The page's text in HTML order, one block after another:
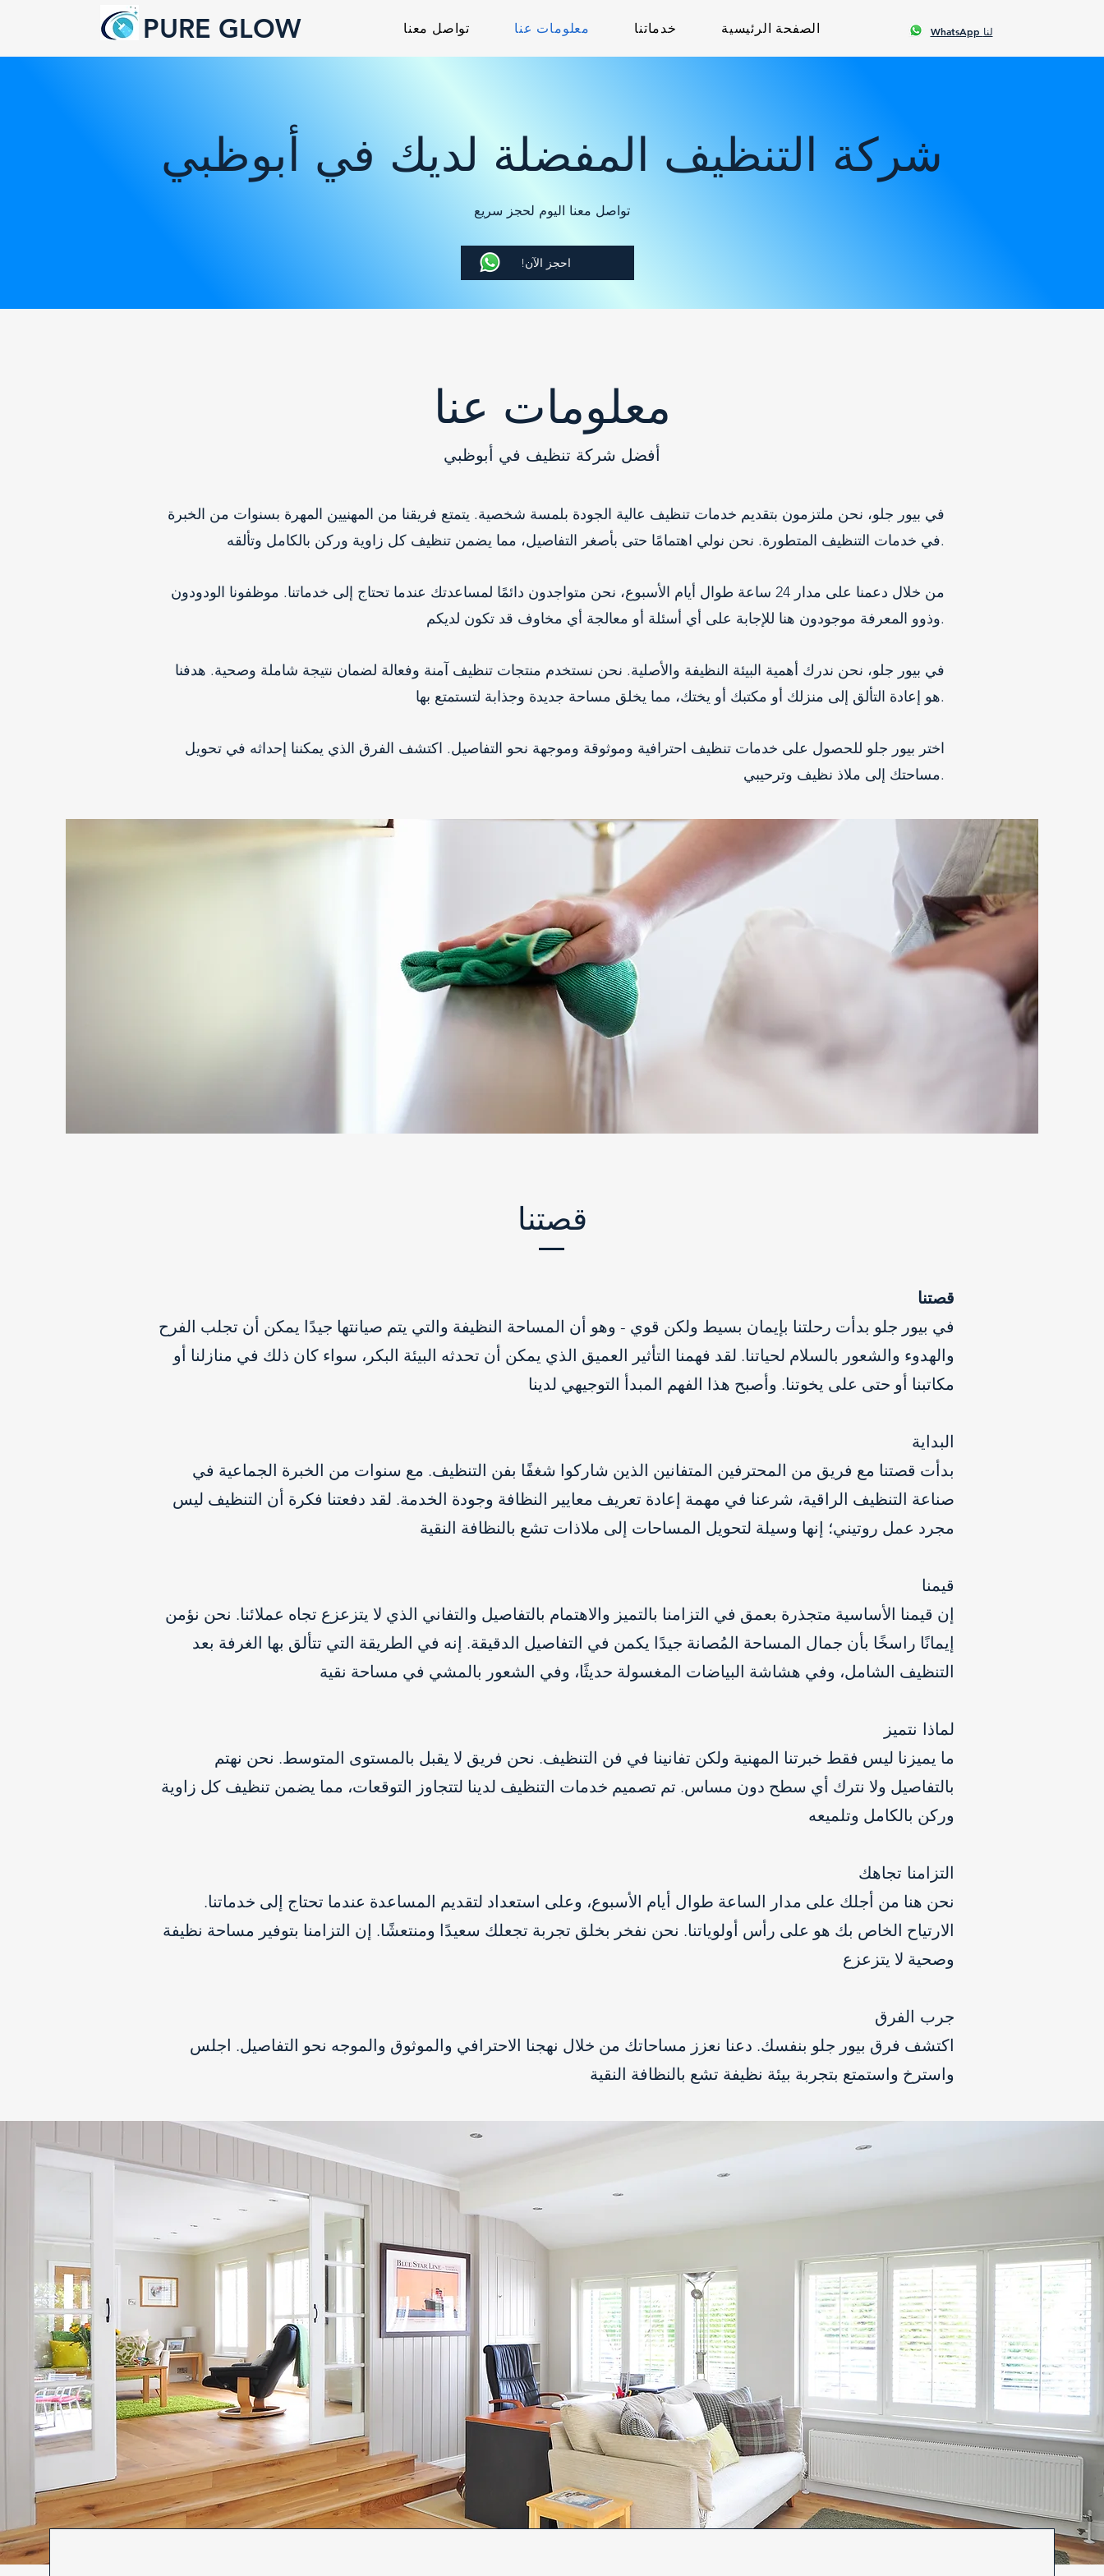
PURE GLOW تواصل معنا معلومات عنا خدماتنا الصفحة الرئيسية WhatsApp لنا
شركة التنظيف المفضلة لديك في أبوظبي
تواصل معنا اليوم لحجز سريع
!احجز الآن
معلومات عنا
أفضل شركة تنظيف في أبوظبي
في بيور جلو، نحن ملتزمون بتقديم خدمات تنظيف عالية الجودة بلمسة شخصية. يتمتع فريقنا من المهنيين المهرة بسنوات من الخبرة
في خدمات التنظيف المتطورة. نحن نولي اهتمامًا حتى بأصغر التفاصيل، مما يضمن تنظيف كل زاوية وركن بالكامل وتألقه.
من خلال دعمنا على مدار 24 ساعة طوال أيام الأسبوع، نحن متواجدون دائمًا لمساعدتك عندما تحتاج إلى خدماتنا. موظفونا الودودون
وذوو المعرفة موجودون هنا للإجابة على أي أسئلة أو معالجة أي مخاوف قد تكون لديكم.
في بيور جلو، نحن ندرك أهمية البيئة النظيفة والأصلية. نحن نستخدم منتجات تنظيف آمنة وفعالة لضمان نتيجة شاملة وصحية. هدفنا
هو إعادة التألق إلى منزلك أو مكتبك أو يختك، مما يخلق مساحة جديدة وجذابة لتستمتع بها.
اختر بيور جلو للحصول على خدمات تنظيف احترافية وموثوقة وموجهة نحو التفاصيل. اكتشف الفرق الذي يمكننا إحداثه في تحويل
مساحتك إلى ملاذ نظيف وترحيبي.
قصتنا
قصتنا
في بيور جلو بدأت رحلتنا بإيمان بسيط ولكن قوي - وهو أن المساحة النظيفة والتي يتم صيانتها جيدًا يمكن أن تجلب الفرح
والهدوء والشعور بالسلام لحياتنا. لقد فهمنا التأثير العميق الذي يمكن أن تحدثه البيئة البكر، سواء كان ذلك في منازلنا أو
مكاتبنا أو حتى على يخوتنا. وأصبح هذا الفهم المبدأ التوجيهي لدينا
البداية
بدأت قصتنا مع فريق من المحترفين المتفانين الذين شاركوا شغفًا بفن التنظيف. مع سنوات من الخبرة الجماعية في
صناعة التنظيف الراقية، شرعنا في مهمة إعادة تعريف معايير النظافة وجودة الخدمة. لقد دفعتنا فكرة أن التنظيف ليس
مجرد عمل روتيني؛ إنها وسيلة لتحويل المساحات إلى ملاذات تشع بالنظافة النقية
قيمنا
إن قيمنا الأساسية متجذرة بعمق في التزامنا بالتميز والاهتمام بالتفاصيل والتفاني الذي لا يتزعزع تجاه عملائنا. نحن نؤمن
إيمانًا راسخًا بأن جمال المساحة المُصانة جيدًا يكمن في التفاصيل الدقيقة. إنه في الطريقة التي تتألق بها الغرفة بعد
التنظيف الشامل، وفي هشاشة البياضات المغسولة حديثًا، وفي الشعور بالمشي في مساحة نقية
لماذا نتميز
ما يميزنا ليس فقط خبرتنا المهنية ولكن تفانينا في فن التنظيف. نحن فريق لا يقبل بالمستوى المتوسط. نحن نهتم
بالتفاصيل ولا نترك أي سطح دون مساس. تم تصميم خدمات التنظيف لدينا لتتجاوز التوقعات، مما يضمن تنظيف كل زاوية
وركن بالكامل وتلميعه
التزامنا تجاهك
نحن هنا من أجلك على مدار الساعة طوال أيام الأسبوع، وعلى استعداد لتقديم المساعدة عندما تحتاج إلى خدماتنا.
الارتياح الخاص بك هو على رأس أولوياتنا. نحن نفخر بخلق تجربة تجعلك سعيدًا ومنتعشًا. إن التزامنا بتوفير مساحة نظيفة
وصحية لا يتزعزع
جرب الفرق
اكتشف فرق بيور جلو بنفسك. دعنا نعزز مساحاتك من خلال نهجنا الاحترافي والموثوق والموجه نحو التفاصيل. اجلس
واسترخ واستمتع بتجربة بيئة نظيفة تشع بالنظافة النقية